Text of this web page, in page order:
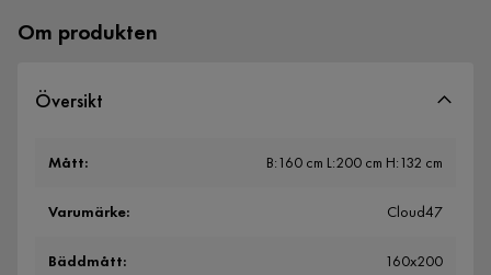
Om produkten
Översikt
Mått: B:160 cm L:200 cm H:132 cm
Varumärke: Cloud47
Bäddmått: 160x200